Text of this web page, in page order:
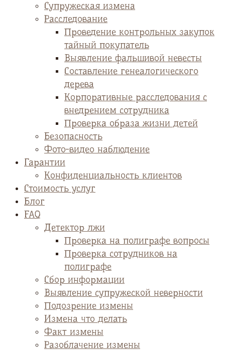
Супружеская измена
Расследование
Проведение контрольных закупок
тайный покупатель
Выявление фальшивой невесты
Cоставление генеалогического
дерева
Корпоративные расследования с
внедрением сотрудника
Проверка образа жизни детей
Безопасность
Фото-видео наблюдение
Гарантии
Конфиденциальность клиентов
Стоимость услуг
Блог
FAQ
Детектор лжи
Проверка на полиграфе вопросы
Проверка сотрудников на
полиграфе
Сбор информации
Выявление супружеской неверности
Подозрение измены
Измена что делать
Факт измены
Разоблачение измены